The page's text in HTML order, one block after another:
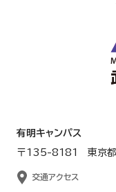
有明キャンパス
〒135-8181 東京都
交通アクセス